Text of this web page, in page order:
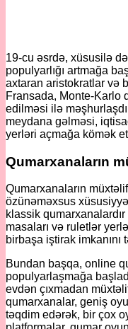
19-cu əsrdə, xüsusilə
populyarlığı artmağa
axtaran aristokratlar və
Fransada, Monte-Karlo
edilməsi ilə
meydana gəlməsi,
yerləri açmağa kömək
Qumarxanaların
Qumarxanaların
özünəməxsus
klassik
masaları və ruletlər
birbaşa iştirak imkanını
Bundan başqa, online
populyarlaşmağa
evdən çıxmadan
qumarxanalar, geniş
təqdim edərək, bir çox